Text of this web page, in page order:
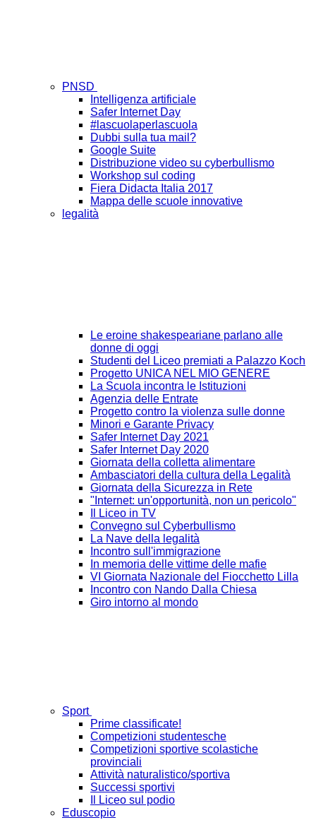
PNSD
Intelligenza artificiale
Safer Internet Day
#lascuolaperlascuola
Dubbi sulla tua mail?
Google Suite
Distribuzione video su cyberbullismo
Workshop sul coding
Fiera Didacta Italia 2017
Mappa delle scuole innovative
legalità
Le eroine shakespeariane parlano alle
donne di oggi
Studenti del Liceo premiati a Palazzo Koch
Progetto UNICA NEL MIO GENERE
La Scuola incontra le Istituzioni
Agenzia delle Entrate
Progetto contro la violenza sulle donne
Minori e Garante Privacy
Safer Internet Day 2021
Safer Internet Day 2020
Giornata della colletta alimentare
Ambasciatori della cultura della Legalità
Giornata della Sicurezza in Rete
"Internet: un'opportunità, non un pericolo"
Il Liceo in TV
Convegno sul Cyberbullismo
La Nave della legalità
Incontro sull'immigrazione
In memoria delle vittime delle mafie
VI Giornata Nazionale del Fiocchetto Lilla
Incontro con Nando Dalla Chiesa
Giro intorno al mondo
Sport
Prime classificate!
Competizioni studentesche
Competizioni sportive scolastiche
provinciali
Attività naturalistico/sportiva
Successi sportivi
Il Liceo sul podio
Eduscopio